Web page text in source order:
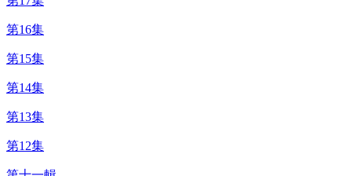
第16集
第15集
第14集
第13集
第12集